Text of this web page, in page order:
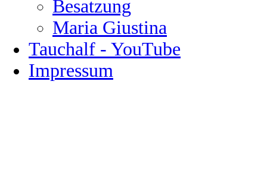
Besatzung
Maria Giustina
Tauchalf - YouTube
Impressum